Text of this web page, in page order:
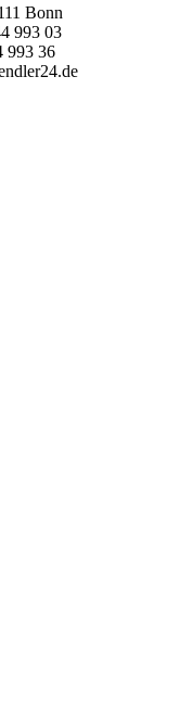
Bonn
993 03
993 36